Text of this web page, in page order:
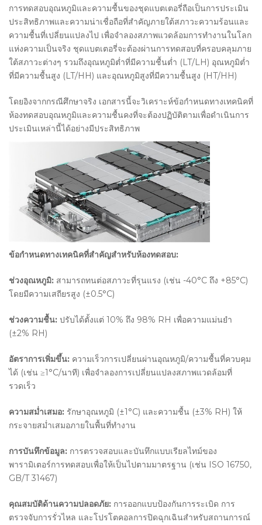
การทดสอบอุณหภูมิและความชื้นของชุดแบตเตอรี่ถือเป็นการประเมิน
ประสิทธิภาพและความน่าเชื่อถือที่สำคัญภายใต้สภาวะความร้อนและ
ความชื้นที่เปลี่ยนแปลงไป เพื่อจำลองสภาพแวดล้อมการทำงานในโลก
แห่งความเป็นจริง ชุดแบตเตอรี่จะต้องผ่านการทดสอบที่ครอบคลุมภาย
ใต้สภาวะต่างๆ รวมถึงอุณหภูมิต่ำที่มีความชื้นต่ำ (LT/LH) อุณหภูมิต่ำ
ที่มีความชื้นสูง (LT/HH) และอุณหภูมิสูงที่มีความชื้นสูง (HT/HH)
โดยอิงจากกรณีศึกษาจริง เอกสารนี้จะวิเคราะห์ข้อกำหนดทางเทคนิคที่
ห้องทดสอบอุณหภูมิและความชื้นคงที่จะต้องปฏิบัติตามเพื่อดำเนินการ
ประเมินเหล่านี้ได้อย่างมีประสิทธิภาพ
ข้อกำหนดทางเทคนิคที่สำคัญสำหรับห้องทดสอบ:
ช่วงอุณหภูมิ: สามารถทนต่อสภาวะที่รุนแรง (เช่น -40°C ถึง +85°C)
โดยมีความเสถียรสูง (±0.5°C)
ช่วงความชื้น: ปรับได้ตั้งแต่ 10% ถึง 98% RH เพื่อความแม่นยำ
(±2% RH)
อัตราการเพิ่มขึ้น: ความเร็วการเปลี่ยนผ่านอุณหภูมิ/ความชื้นที่ควบคุม
ได้ (เช่น ≥1°C/นาที) เพื่อจำลองการเปลี่ยนแปลงสภาพแวดล้อมที่
รวดเร็ว
ความสม่ำเสมอ: รักษาอุณหภูมิ (±1°C) และความชื้น (±3% RH) ให้
กระจายสม่ำเสมอภายในพื้นที่ทำงาน
การบันทึกข้อมูล: การตรวจสอบและบันทึกแบบเรียลไทม์ของ
พารามิเตอร์การทดสอบเพื่อให้เป็นไปตามมาตรฐาน (เช่น ISO 16750,
GB/T 31467)
คุณสมบัติด้านความปลอดภัย: การออกแบบป้องกันการระเบิด การ
ตรวจจับการรั่วไหล และโปรโตคอลการปิดฉุกเฉินสำหรับสถานการณ์